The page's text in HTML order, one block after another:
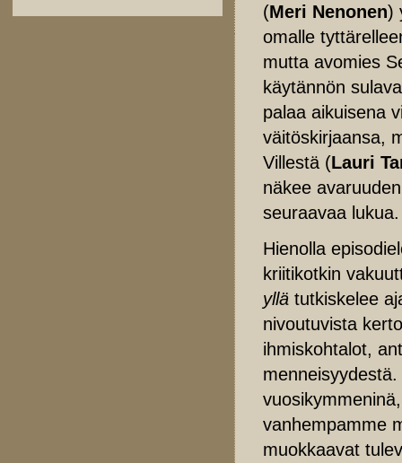
(Meri Nenonen)
omalle
mutta avomies
käytännön
palaa aikuisena
väitöskirjaansa,
Villestä (Lauri
näkee
seuraavaa lukua.
Hienolla
kriitikotkin
yllä tutkiskelee
nivoutuvista
ihmiskohtalot,
vanhempamme
muokkaavat